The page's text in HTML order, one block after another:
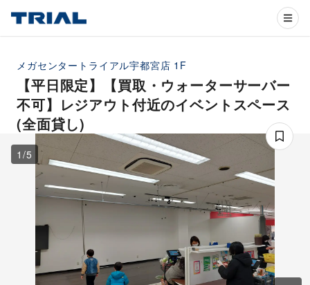
メガセンタートライアル宇都宮店 1F
【平日限定】【買取・ウォーターサーバー
不可】レジアウト付近のイベントスペース
(全面貸し)
1 /5